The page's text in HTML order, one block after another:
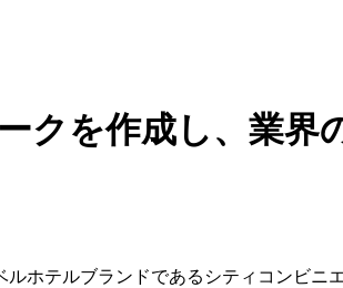
クを作成し、業界
ホテルブランドであるシティコンビニ